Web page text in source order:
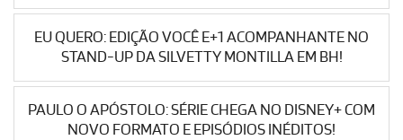
EU QUERO: EDIÇÃO VOCÊ E+1 ACOMPANHANTE NO
STAND-UP DA SILVETTY MONTILLA EM BH!
PAULO O APÓSTOLO: SÉRIE CHEGA NO DISNEY+ COM
NOVO FORMATO E EPISÓDIOS INÉDITOS!